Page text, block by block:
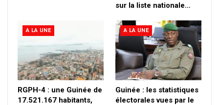
sur la liste nationale…
A LA UNE
RGPH-4 : une Guinée de
17.521.167 habitants,
A LA UNE
Guinée : les statistiques
électorales vues par le